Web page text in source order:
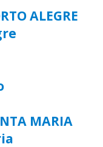
ALEGRE
MARIA